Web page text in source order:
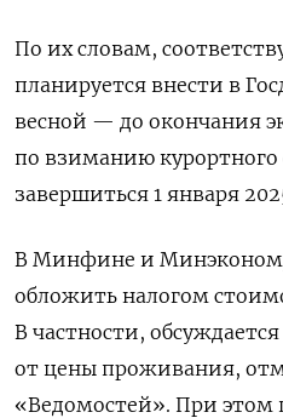
По их словам,
планируется внести в
весной — до окончания
по взиманию
завершиться 1 января
В Минфине и
обложить налогом
В частности,
от цены проживания,
«Ведомостей». При этом